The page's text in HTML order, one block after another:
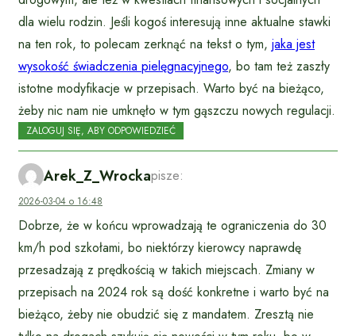
dla wielu rodzin. Jeśli kogoś interesują inne aktualne stawki
na ten rok, to polecam zerknąć na tekst o tym, jaka jest
wysokość świadczenia pielęgnacyjnego, bo tam też zaszły
istotne modyfikacje w przepisach. Warto być na bieżąco,
żeby nic nam nie umknęło w tym gąszczu nowych regulacji.
ZALOGUJ SIĘ, ABY ODPOWIEDZIEĆ
Arek_Z_Wrockapisze:
2026-03-04 o 16:48
Dobrze, że w końcu wprowadzają te ograniczenia do 30
km/h pod szkołami, bo niektórzy kierowcy naprawdę
przesadzają z prędkością w takich miejscach. Zmiany w
przepisach na 2024 rok są dość konkretne i warto być na
bieżąco, żeby nie obudzić się z mandatem. Zresztą nie